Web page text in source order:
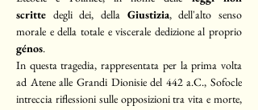
scritte degli dei, della Giustizia, dell'alto senso
génos.
In questa tragedia, rappresentata per la prima volta
ad Atene alle Grandi Dionisie del 442 a.C., Sofocle
intreccia riflessioni sulle opposizioni tra vita e morte,